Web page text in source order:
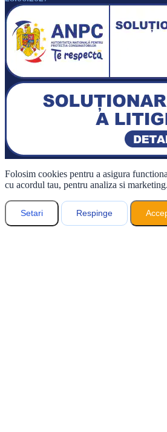
Folosim cookies pentru a asigura
cu acordul tau, pentru analiza si marketing.
Setari Respinge